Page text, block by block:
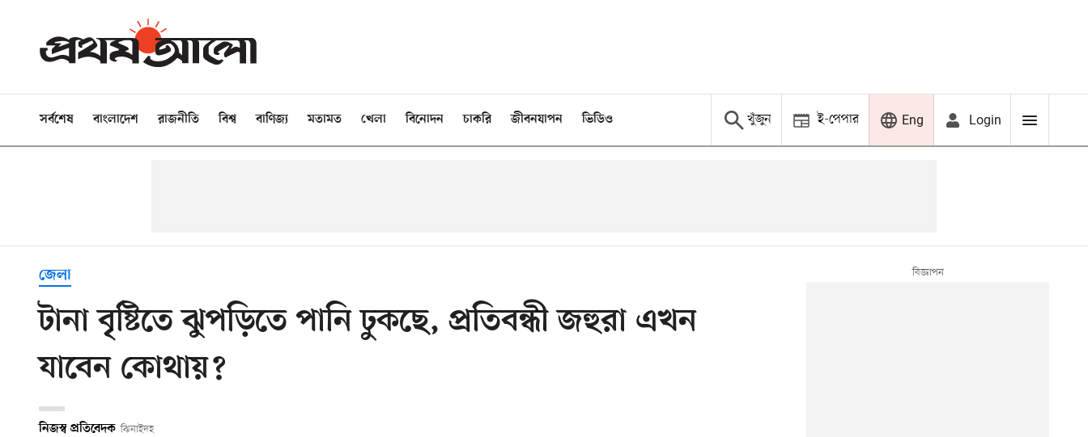
সর্বশেষ বাংলাদেশ রাজনীতি বিশ্ব বাণিজ্য মতামত খেলা বিনোদন চাকরি জীবনযাপন ভিডিও খুঁজুন ই-পেপার Eng Login
জেলা
টানা বৃষ্টিতে ঝুপড়িতে পানি ঢুকছে, প্রতিবন্ধী জহুরা এখন
যাবেন কোথায়?
নিজস্ব প্রতিবেদক ঝিনাইদহ